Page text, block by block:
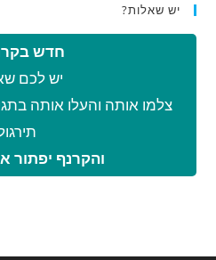
יש שאלות?
חדש
יש לכם
צלמו אותה והעלו אותה
והקרנף